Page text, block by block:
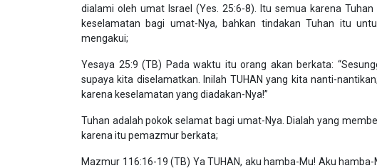
dialami oleh umat Israel (Yes. 25:6-8). Itu semua karena
keselamatan bagi umat-Nya, bahkan tindakan Tuhan itu
mengakui;
Yesaya 25:9 (TB) Pada waktu itu orang akan berkata:
supaya kita diselamatkan. Inilah TUHAN yang kita nanti-
karena keselamatan yang diadakan-Nya!”
Tuhan adalah pokok selamat bagi umat-Nya. Dialah yang
karena itu pemazmur berkata;
Mazmur 116:16-19 (TB) Ya TUHAN, aku hamba-Mu! Aku